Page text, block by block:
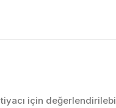
Makine
için